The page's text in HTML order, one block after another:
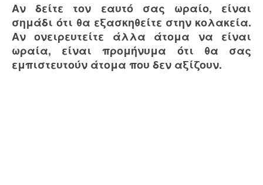
Αν δείτε τον εαυτό σας ωραίο, είναι
σημάδι ότι θα εξασκηθείτε στην κολακεία.
Αν ονειρευτείτε άλλα άτομα να είναι
ωραία, είναι προμήνυμα ότι θα σας
εμπιστευτούν άτομα που δεν αξίζουν.